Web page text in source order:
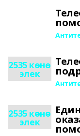
2535 көнө
элек
2535 көнө
элек